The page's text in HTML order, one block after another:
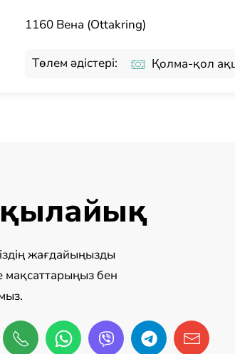
1160 Вена (Ottakring)
Төлем әдістері: Қолма-қол
жағдайыңызды
мақсаттарыңыз бен